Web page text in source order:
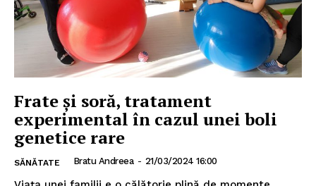
Frate și soră, tratament
experimental în cazul unei boli
genetice rare
SĂNĂTATE Bratu Andreea - 21/03/2024 16:00